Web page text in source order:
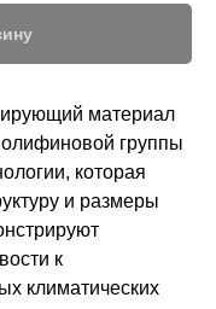
материал
группы
которая
и размеры
к
климатических